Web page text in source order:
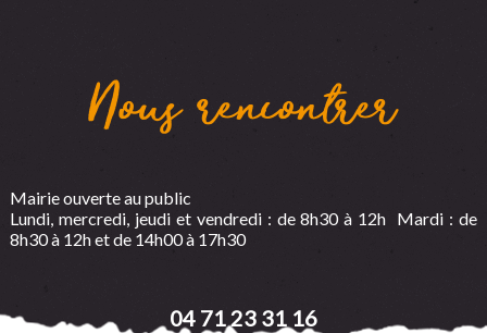
Nous rencontrer
Mairie ouverte au public
Lundi, mercredi, jeudi et vendredi : de 8h30 à 12h Mardi : de
8h30 à 12h et de 14h00 à 17h30
04 71 23 31 16